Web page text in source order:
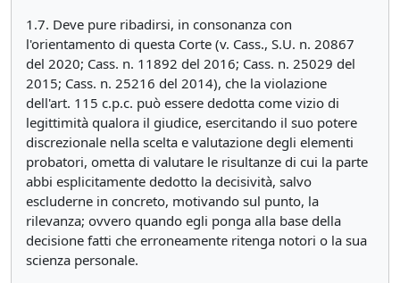
1.7. Deve pure ribadirsi, in consonanza con
l'orientamento di questa Corte (v. Cass., S.U. n. 20867
del 2020; Cass. n. 11892 del 2016; Cass. n. 25029 del
2015; Cass. n. 25216 del 2014), che la violazione
dell'art. 115 c.p.c. può essere dedotta come vizio di
legittimità qualora il giudice, esercitando il suo potere
discrezionale nella scelta e valutazione degli elementi
probatori, ometta di valutare le risultanze di cui la parte
abbi esplicitamente dedotto la decisività, salvo
escluderne in concreto, motivando sul punto, la
rilevanza; ovvero quando egli ponga alla base della
decisione fatti che erroneamente ritenga notori o la sua
scienza personale.